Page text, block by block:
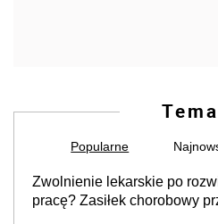
Popularne
Zwolnienie lekarskie po
pracę? Zasiłek chorobowy